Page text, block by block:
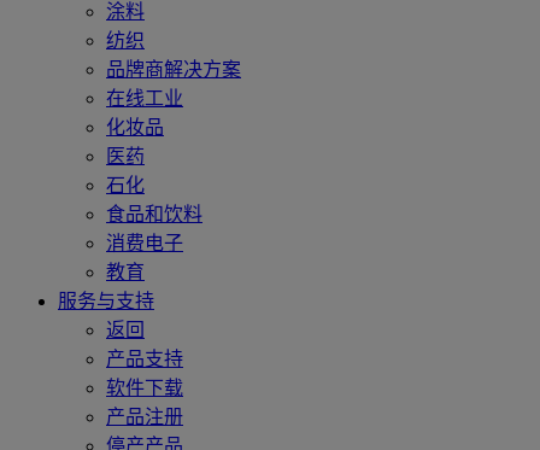
涂料
纺织
品牌商解决方案
在线工业
化妆品
医药
石化
食品和饮料
消费电子
教育
服务与支持
返回
产品支持
软件下载
产品注册
停产产品